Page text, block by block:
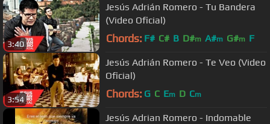
3:40
Jesús Adrián Romero - Tu Bandera
(Video Oficial)
Chords: F# C# B D#m A#m G#m F
3:54
Jesús Adrián Romero - Te Veo (Video
Oficial)
Chords: G C Em D Cm
Jesús Adrian Romero - Indomable